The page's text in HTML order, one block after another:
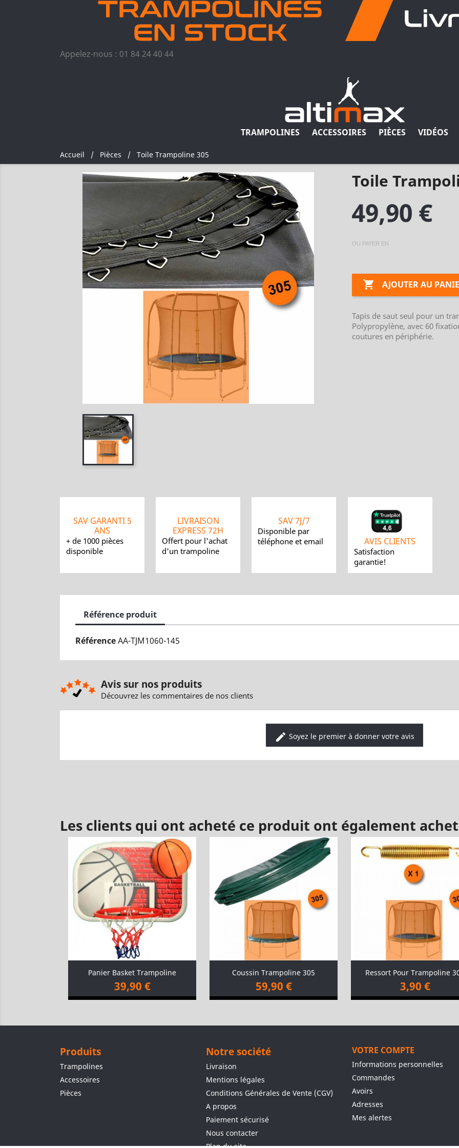
Appelez-nous : 01 84 24 40 44
TRAMPOLINES ACCESSOIRES PIÈCES VIDÉOS
Accueil Pièces Toile Trampoline 305
Toile
49,90 €
OU PAYER EN
 AJOUTER AU
Tapis de saut seul pour un
Polypropylène, avec 60
coutures en périphérie.
SAV GARANTI 5
ANS
+ de 1000 pièces
disponible
LIVRAISON
EXPRESS 72H
Offert pour l'achat
d'un trampoline
SAV 7J/7
Disponible par
téléphone et email
AVIS CLIENTS
Satisfaction
garantie!
Référence produit
RéférenceAA-TJM1060-145
Avis sur nos produits
Découvrez les commentaires de nos clients
edit Soyez le premier à donner votre avis
Les clients qui ont acheté ce produit ont également
Panier Basket Trampoline
39,90 €
Coussin Trampoline 305
59,90 €
Ressort Pour Trampoline
3,90 €
Produits
Trampolines
Accessoires
Pièces
Notre société
Livraison
Mentions légales
Conditions Générales de Vente (CGV)
A propos
Paiement sécurisé
Nous contacter
VOTRE COMPTE
Informations personnelles
Commandes
Avoirs
Adresses
Mes alertes